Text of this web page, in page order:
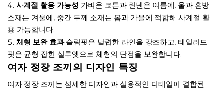
사계절 활용 가능성 가벼운 코튼과 린넨은 여름에, 울과 혼방
소재는 겨울에, 중간 두께 소재는 봄과 가을에 적합해 사계절 활
용 가능합니다.
체형 보완 효과 슬림핏은 날렵한 라인을 강조하고, 테일러드
핏은 균형 잡힌 실루엣으로 체형의 단점을 보완합니다.
여자 정장 조끼의 디자인 특징
여자 정장 조끼는 섬세한 디자인과 실용적인 디테일이 결합된